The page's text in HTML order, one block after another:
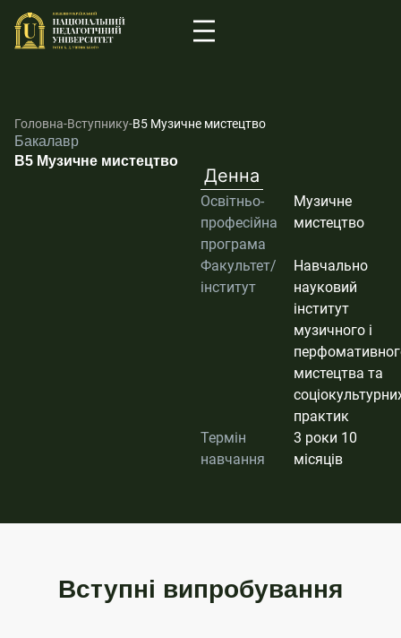
Головна-Вступнику-В5 Музичне мистецтво
Бакалавр
В5 Музичне мистецтво
Денна
Освітньо-
професійна
програма
Музичне
мистецтво
Факультет/
інститут
Навчально
науковий
інститут
музичного і
мистецтва та
практик
Термін
навчання
3 роки 10
місяців​
Вступні випробування